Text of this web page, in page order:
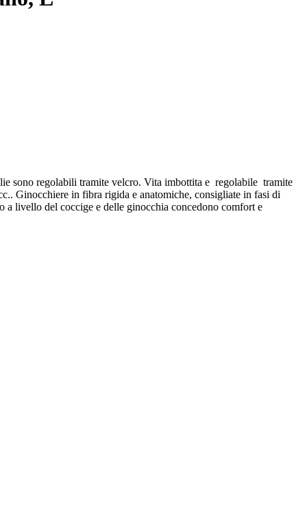
sono regolabili tramite velcro. Vita imbottita e regolabile tramite
Ginocchiere in fibra rigida e anatomiche, consigliate in fasi di
a livello del coccige e delle ginocchia concedono comfort e